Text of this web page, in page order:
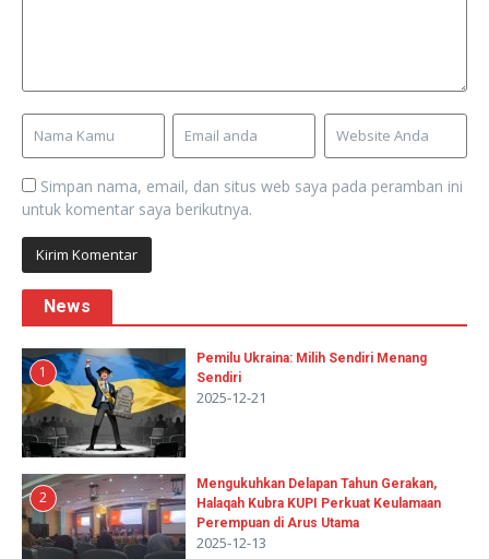
Simpan nama, email, dan situs web saya pada peramban ini
untuk komentar saya berikutnya.
News
1
Pemilu Ukraina: Milih Sendiri Menang
Sendiri
2025-12-21
2
Mengukuhkan Delapan Tahun Gerakan,
Halaqah Kubra KUPI Perkuat Keulamaan
Perempuan di Arus Utama
2025-12-13